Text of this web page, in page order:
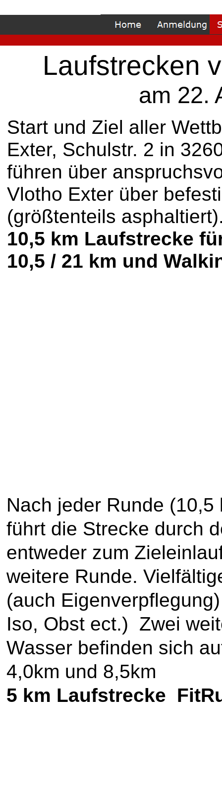
Laufstrecken
am 22.
Start und Ziel aller
Exter, Schulstr. 2 in
führen über
Vlotho Exter über
(größtenteils
10,5 km Laufstrecke
10,5 / 21 km und
Nach jeder Runde
führt die Strecke durch
entweder zum
weitere Runde.
(auch
Iso, Obst ect.) Zwei
Wasser befinden sich
4,0km und 8,5km
5 km Laufstrecke